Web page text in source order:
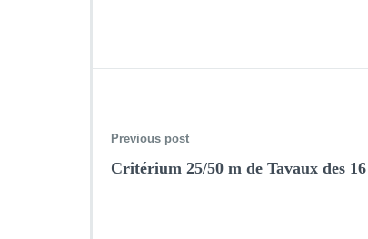
Previous post
Critérium 25/50 m de Tavaux des